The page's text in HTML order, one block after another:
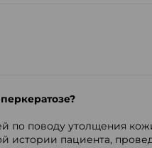
по поводу утолщения
пациента,